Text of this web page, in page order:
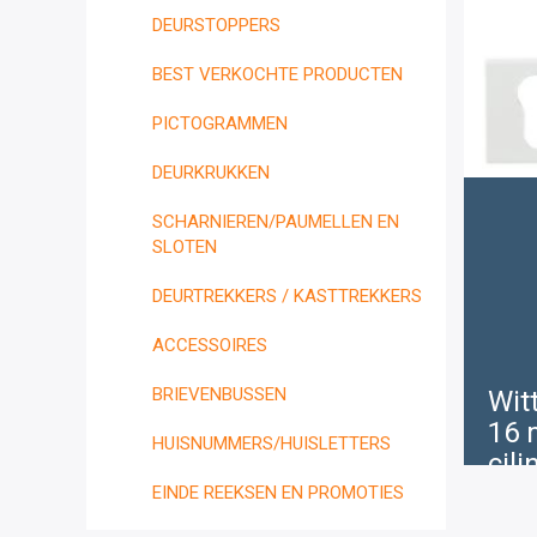
DEURSTOPPERS
BEST VERKOCHTE PRODUCTEN
PICTOGRAMMEN
DEURKRUKKEN
SCHARNIEREN/PAUMELLEN EN
SLOTEN
DEURTREKKERS / KASTTREKKERS
ACCESSOIRES
BRIEVENBUSSEN
HUISNUMMERS/HUISLETTERS
EINDE REEKSEN EN PROMOTIES
16